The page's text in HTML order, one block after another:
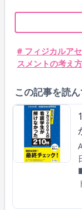
# フィジカルアセ
スメントの考え方
この記事を読